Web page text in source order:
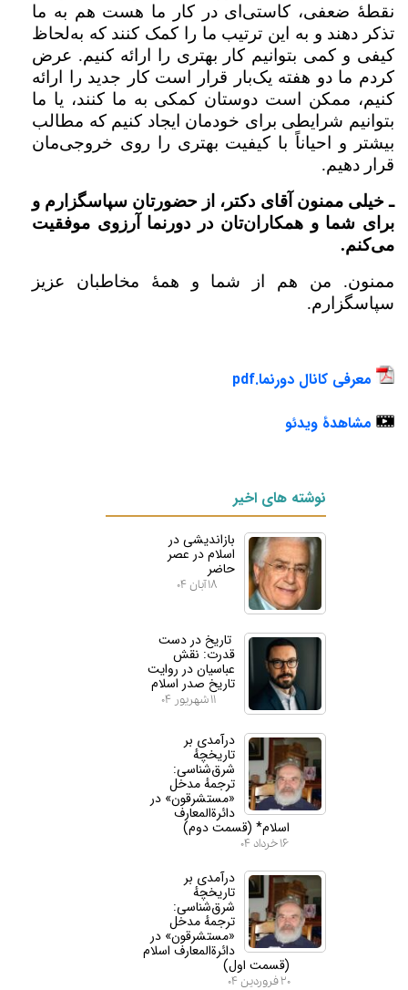
نقطۀ ضعفی، کاستی‌ای در کار ما هست هم به ما
تذکر دهند و به این ترتیب ما را کمک کنند که به‌لحاظ
کیفی و کمی بتوانیم کار بهتری را ارائه کنیم. عرض
کردم ما دو هفته یک‌بار قرار است کار جدید را ارائه
کنیم، ممکن است دوستان کمکی به ما کنند، یا ما
بتوانیم شرایطی برای خودمان ایجاد کنیم که مطالب
بیشتر و احیاناً با کیفیت بهتری را روی خروجی‌مان
قرار دهیم.
ـ خیلی ممنون آقای دکتر، از حضورتان سپاسگزارم و
برای شما و همکاران‌تان در دورنما آرزوی موفقیت
می‌کنم.
ممنون. من هم از شما و همۀ مخاطبان عزیز
سپاسگزارم.
معرفی کانال دورنما.
pdf
مشاهدۀ ویدئو
نوشته های اخیر
بازاندیشی در
اسلام در عصر
حاضر
۱۸ آبان ۰۴
تاریخ در دست
قدرت: نقش
عباسیان در روایت
تاریخ صدر اسلام
۱۱ شهریور ۰۴
درآمدی بر
تاریخچهٔ
شرق‌شناسی:
ترجمهٔ مدخل
«مستشرقون» در
دائرة‌المعارف
اسلام* (قسمت دوم)
۱۶ خرداد ۰۴
درآمدی بر
تاریخچهٔ
شرق‌شناسی:
ترجمهٔ مدخل
«مستشرقون» در
دائرة‌المعارف اسلام
(قسمت اول)
۲۰ فروردین ۰۴